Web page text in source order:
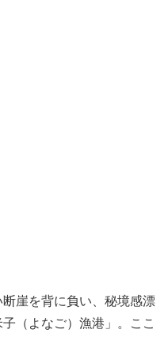
崖を背に負い、秘境感漂
（よなご）漁港」。ここ